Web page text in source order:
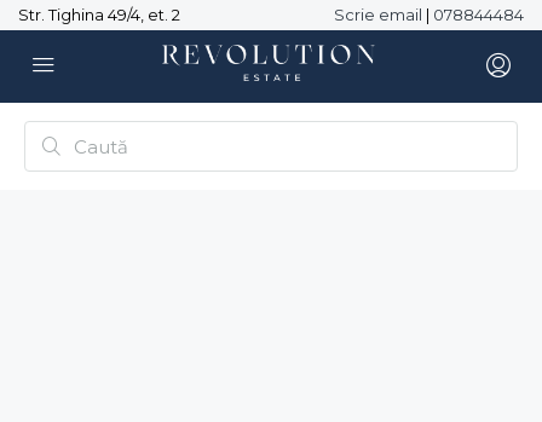
Str. Tighina 49/4, et. 2 Scrie email | 078844484